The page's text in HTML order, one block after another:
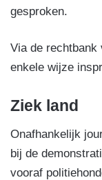
gesproken.
Via de rechtbank
enkele wijze
Ziek land
Onafhankelijk
bij de
vooraf